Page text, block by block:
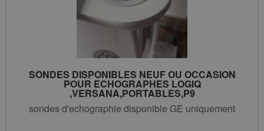
SONDES DISPONIBLES NEUF OU OCCASION
POUR ECHOGRAPHES LOGIQ
,VERSANA,PORTABLES,P9
sondes d'echographie disponible GE uniquement